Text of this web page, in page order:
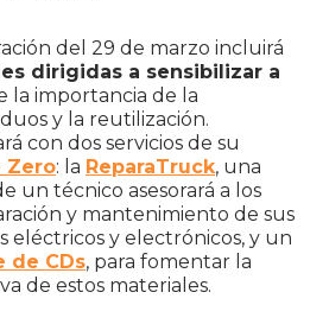
del 29 de marzo incluirá
dirigidas a sensibilizar a
la importancia de la
y la reutilización.
con dos servicios de su
Zero: la ReparaTruck, una
un técnico asesorará a los
y mantenimiento de sus
eléctricos y electrónicos, y un
de CDs, para fomentar la
de estos materiales.